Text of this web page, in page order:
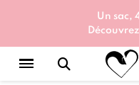
Un sac,
Découvrez